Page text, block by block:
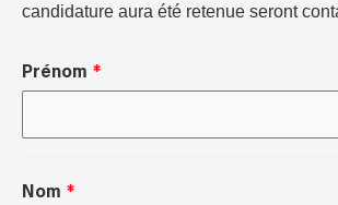
candidature aura été retenue seront
Prénom
Nom